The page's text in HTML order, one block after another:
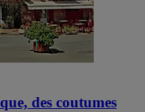
des coutumes